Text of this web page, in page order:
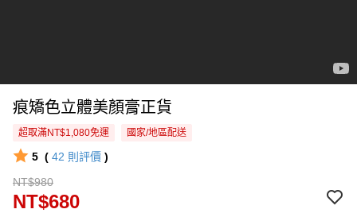
痕矯色立體美顏膏正貨
超取滿NT$1,080免運 國家/地區配送
5 ( 42 則評價 )
NT$980
NT$680